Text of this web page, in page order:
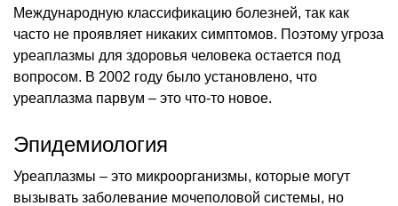
Международную классификацию болезней, так как
часто не проявляет никаких симптомов. Поэтому угроза
уреаплазмы для здоровья человека остается под
вопросом. В 2002 году было установлено, что
уреаплазма парвум – это что-то новое.
Эпидемиология
Уреаплазмы – это микроорганизмы, которые могут
вызывать заболевание мочеполовой системы, но